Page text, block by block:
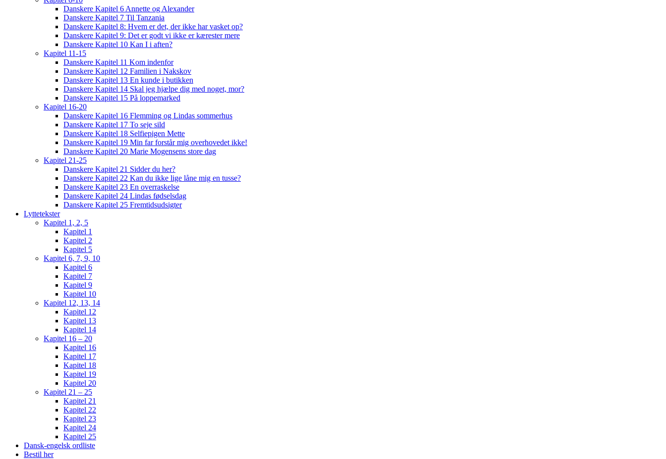
Danskere Kapitel 6 Annette og Alexander
Danskere Kapitel 7 Til Tanzania
Danskere Kapitel 8: Hvem er det, der ikke har vasket op?
Danskere Kapitel 9: Det er godt vi ikke er kærester mere
Danskere Kapitel 10 Kan I i aften?
Kapitel 11-15
Danskere Kapitel 11 Kom indenfor
Danskere Kapitel 12 Familien i Nakskov
Danskere Kapitel 13 En kunde i butikken
Danskere Kapitel 14 Skal jeg hjælpe dig med noget, mor?
Danskere Kapitel 15 På loppemarked
Kapitel 16-20
Danskere Kapitel 16 Flemming og Lindas sommerhus
Danskere Kapitel 17 To seje sild
Danskere Kapitel 18 Selfiepigen Mette
Danskere Kapitel 19 Min far forstår mig overhovedet ikke!
Danskere Kapitel 20 Marie Mogensens store dag
Kapitel 21-25
Danskere Kapitel 21 Sidder du her?
Danskere Kapitel 22 Kan du ikke lige låne mig en tusse?
Danskere Kapitel 23 En overraskelse
Danskere Kapitel 24 Lindas fødselsdag
Danskere Kapitel 25 Fremtidsudsigter
Lyttetekster
Kapitel 1, 2, 5
Kapitel 1
Kapitel 2
Kapitel 5
Kapitel 6, 7, 9, 10
Kapitel 6
Kapitel 7
Kapitel 9
Kapitel 10
Kapitel 12, 13, 14
Kapitel 12
Kapitel 13
Kapitel 14
Kapitel 16 – 20
Kapitel 16
Kapitel 17
Kapitel 18
Kapitel 19
Kapitel 20
Kapitel 21 – 25
Kapitel 21
Kapitel 22
Kapitel 23
Kapitel 24
Kapitel 25
Dansk-engelsk ordliste
Bestil her